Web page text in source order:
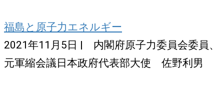
福島と原子力エネルギー
2021年11月5日 | 内閣府原子力委員会委員、
元軍縮会議日本政府代表部大使 佐野利男